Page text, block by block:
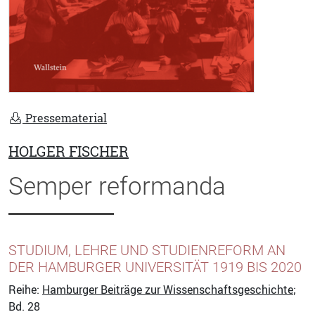
Pressematerial
HOLGER FISCHER
Semper reformanda
STUDIUM, LEHRE UND STUDIENREFORM AN
DER HAMBURGER UNIVERSITÄT 1919 BIS 2020
Reihe: Hamburger Beiträge zur Wissenschaftsgeschichte;
Bd. 28